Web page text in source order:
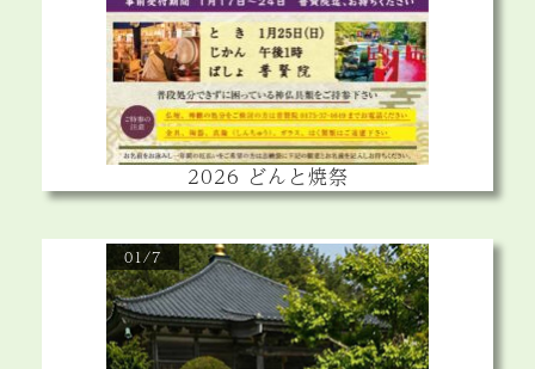
2026 どんと焼祭
01/7